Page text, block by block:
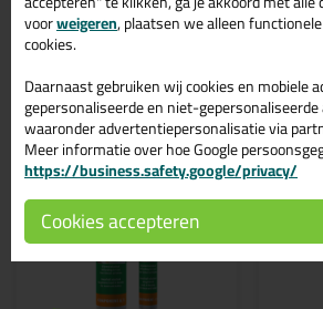
voorweigeren, plaatsen we alleen
cookies.
Daarnaast gebruiken wij cookies en mobiele
gepersonaliseerde en niet-
waaronder advertentiepersonalisatie via
Meer informatie over hoe Google
https://business.safety.google/privacy/
Cookies accepteren